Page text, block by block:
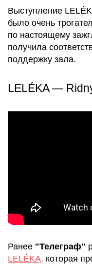
Выступление
было очень
по настоящему
получила
поддержку зала.
LELÉKA —
Ранее "Телеграф"
LELÉKA, которая